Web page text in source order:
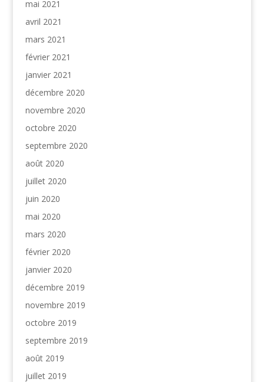
mai 2021
avril 2021
mars 2021
février 2021
janvier 2021
décembre 2020
novembre 2020
octobre 2020
septembre 2020
août 2020
juillet 2020
juin 2020
mai 2020
mars 2020
février 2020
janvier 2020
décembre 2019
novembre 2019
octobre 2019
septembre 2019
août 2019
juillet 2019